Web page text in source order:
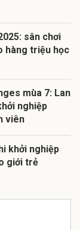
sân chơi
hàng triệu học
mùa 7: Lan
nghiệp
viên
khởi nghiệp
giới trẻ